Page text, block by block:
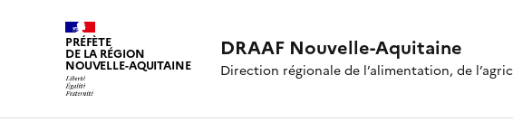
PRÉFÈTE
DE LA RÉGION
NOUVELLE-AQUITAINE
DRAAF Nouvelle-Aquitaine
Direction régionale de l’alimentation, de